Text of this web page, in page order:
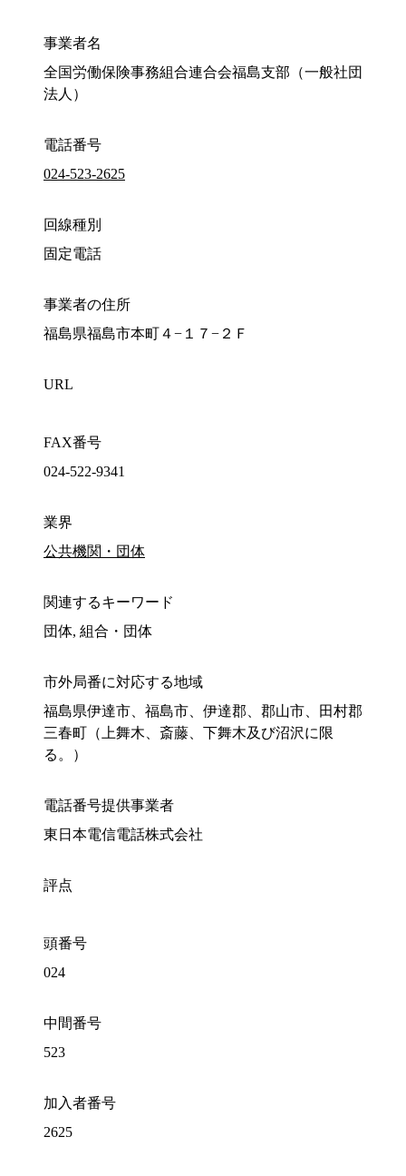
事業者名
全国労働保険事務組合連合会福島支部（一般社団
法人）
電話番号
024-523-2625
回線種別
固定電話
事業者の住所
福島県福島市本町４−１７−２Ｆ
URL
FAX番号
024-522-9341
業界
公共機関・団体
関連するキーワード
団体, 組合・団体
市外局番に対応する地域
福島県伊達市、福島市、伊達郡、郡山市、田村郡
三春町（上舞木、斎藤、下舞木及び沼沢に限
る。）
電話番号提供事業者
東日本電信電話株式会社
評点
頭番号
024
中間番号
523
加入者番号
2625